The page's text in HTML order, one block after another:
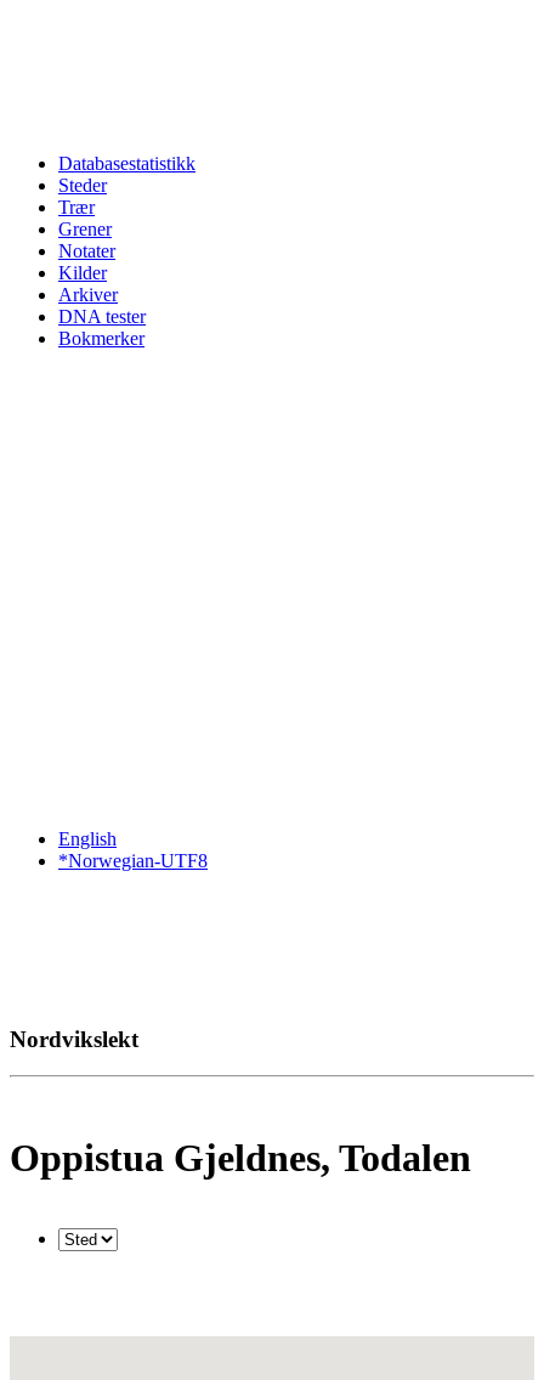
Databasestatistikk
Steder
Trær
Grener
Notater
Kilder
Arkiver
DNA tester
Bokmerker
English
*Norwegian-UTF8
Nordvikslekt
Oppistua Gjeldnes, Todalen